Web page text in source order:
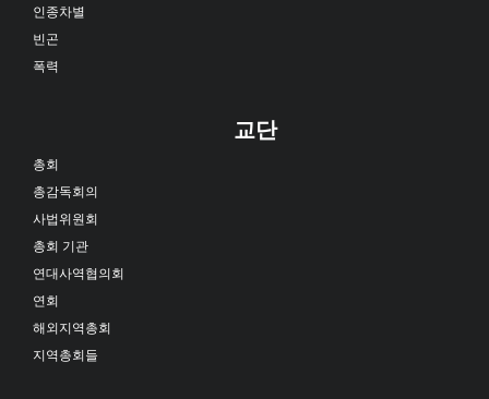
인종차별
빈곤
폭력
교단
총회
총감독회의
사법위원회
총회 기관
연대사역협의회
연회
해외지역총회
지역총회들